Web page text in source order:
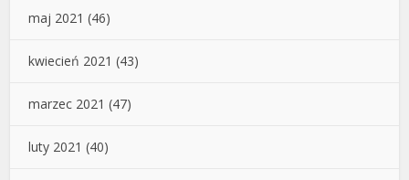
maj 2021 (46)
kwiecień 2021 (43)
marzec 2021 (47)
luty 2021 (40)